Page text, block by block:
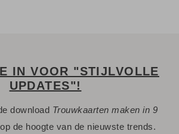
IN VOOR "STIJLVOLLE
UPDATES"!
download Trouwkaarten maken in 9
de hoogte van de nieuwste trends.